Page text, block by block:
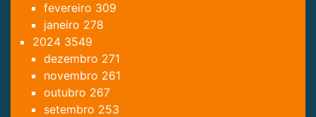
fevereiro 309
janeiro 278
2024 3549
dezembro 271
novembro 261
outubro 267
setembro 253